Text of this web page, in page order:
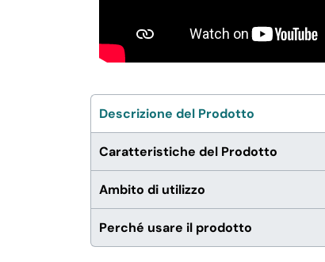
Descrizione del Prodotto
Caratteristiche del Prodotto
Ambito di utilizzo
Perché usare il prodotto